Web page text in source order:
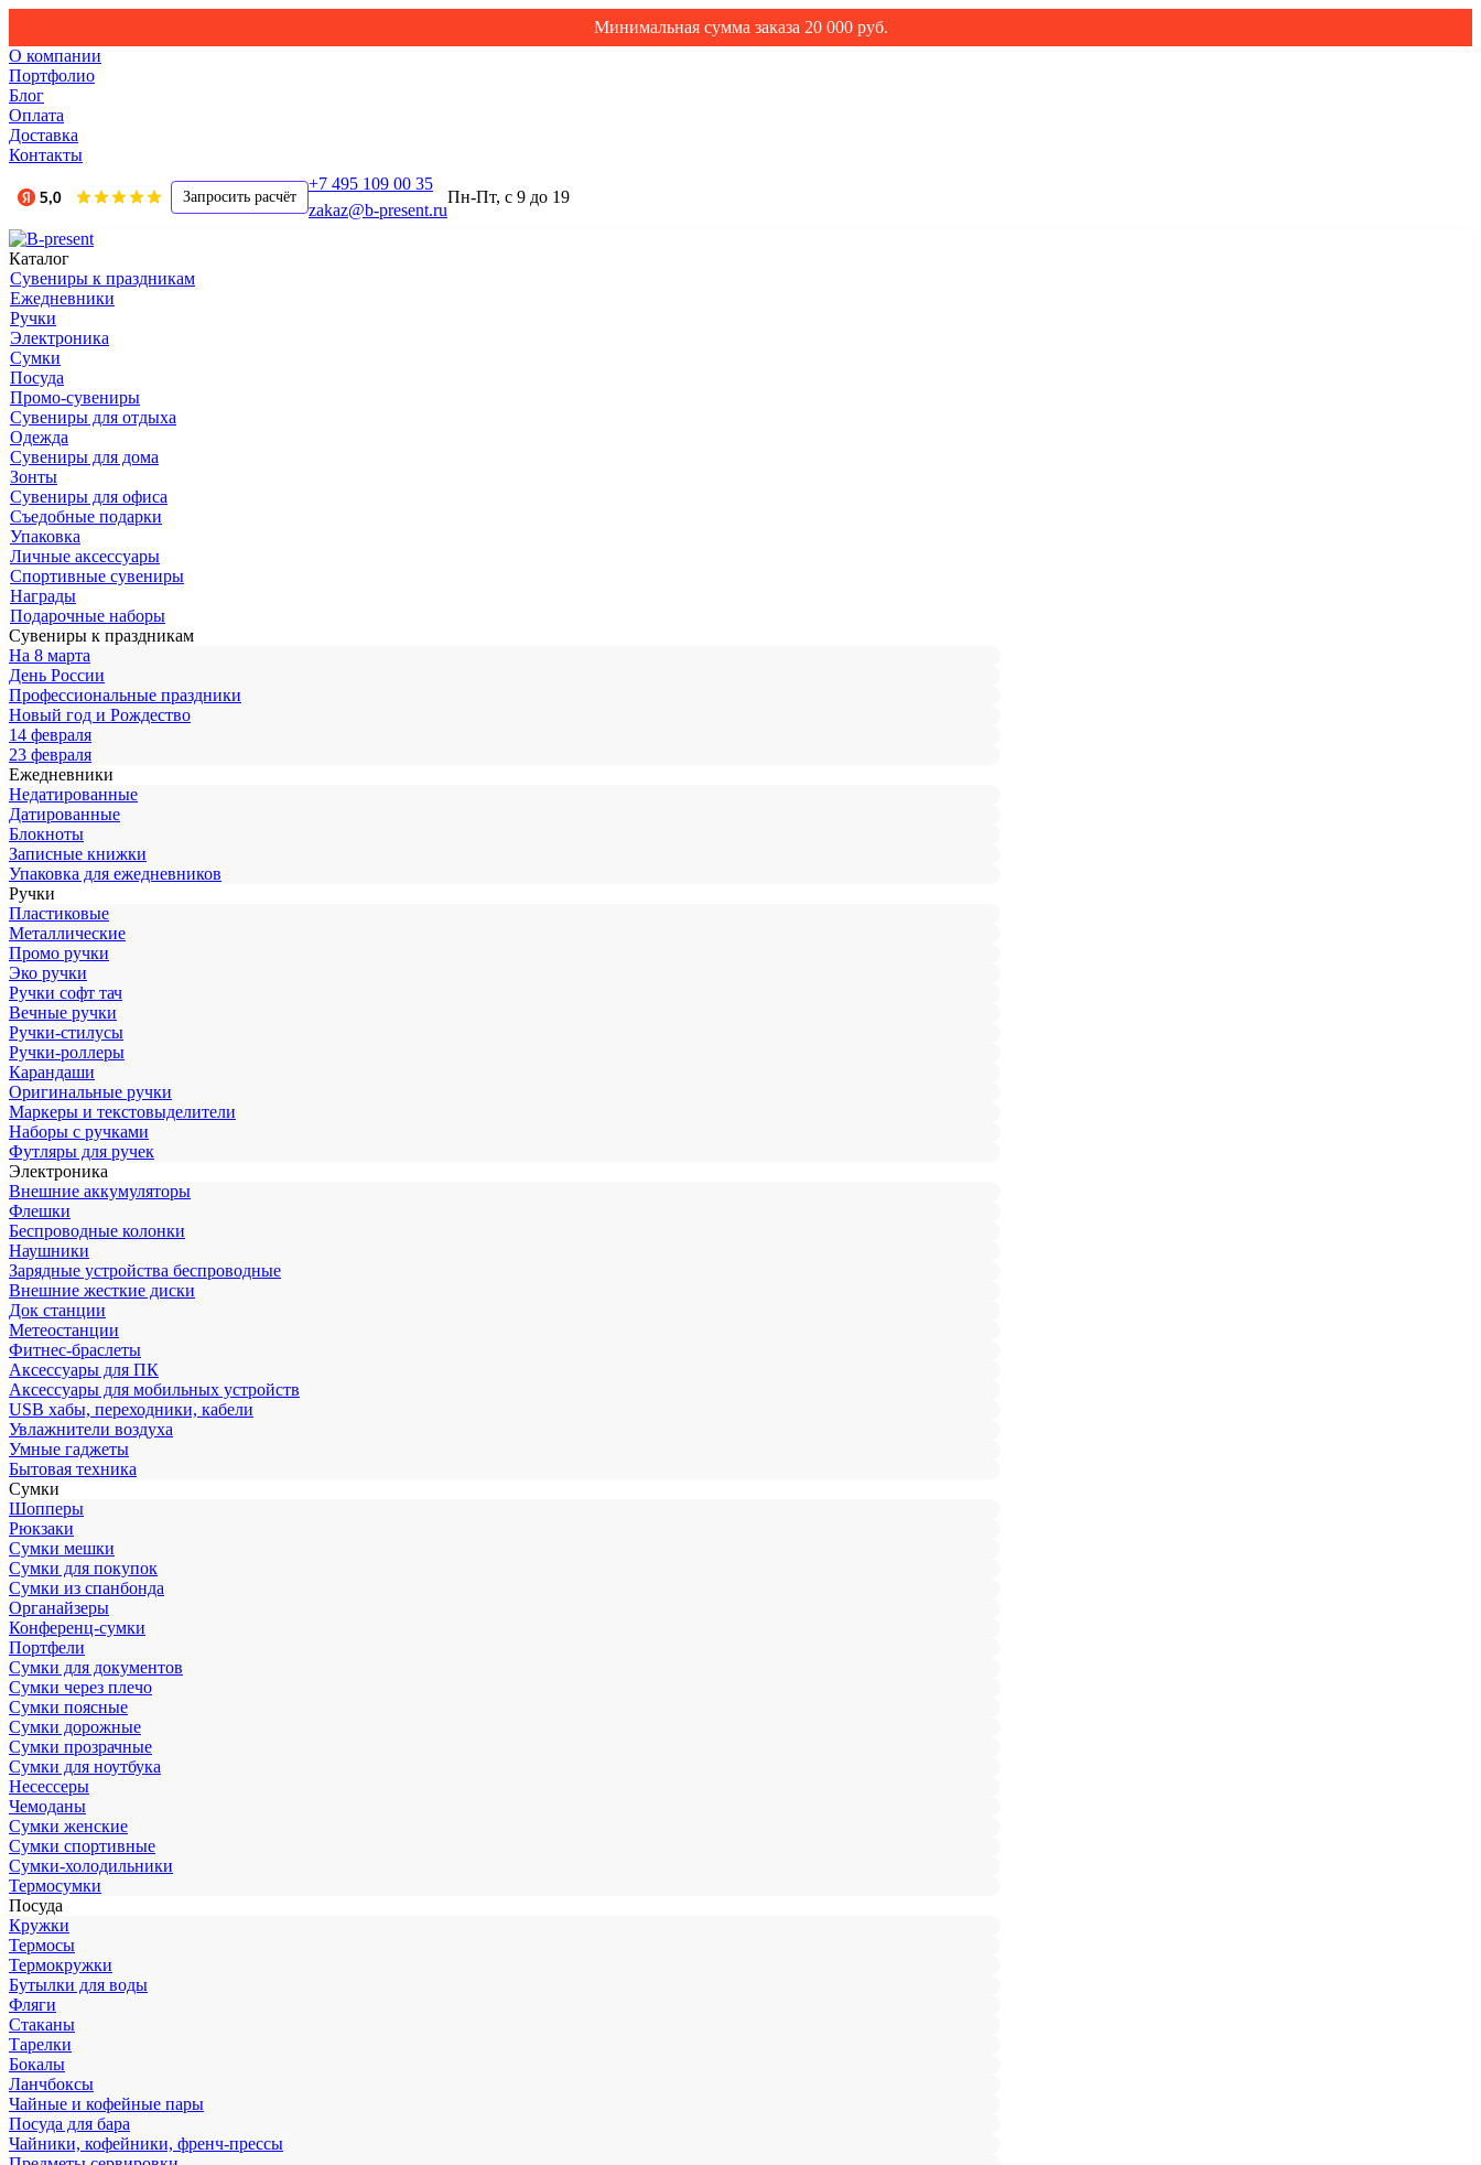
Минимальная сумма заказа 20 000 руб.
О компании
Портфолио
Блог
Оплата
Доставка
Контакты
Запросить расчёт
+7 495 109 00 35
zakaz@b-present.ru
Пн-Пт, с 9 до 19
Каталог
Сувениры к праздникам
Ежедневники
Ручки
Электроника
Сумки
Посуда
Промо-сувениры
Сувениры для отдыха
Одежда
Сувениры для дома
Зонты
Сувениры для офиса
Съедобные подарки
Упаковка
Личные аксессуары
Спортивные сувениры
Награды
Подарочные наборы
Сувениры к праздникам
На 8 марта
День России
Профессиональные праздники
Новый год и Рождество
14 февраля
23 февраля
Ежедневники
Недатированные
Датированные
Блокноты
Записные книжки
Упаковка для ежедневников
Ручки
Пластиковые
Металлические
Промо ручки
Эко ручки
Ручки софт тач
Вечные ручки
Ручки-стилусы
Ручки-роллеры
Карандаши
Оригинальные ручки
Маркеры и текстовыделители
Наборы с ручками
Футляры для ручек
Электроника
Внешние аккумуляторы
Флешки
Беспроводные колонки
Наушники
Зарядные устройства беспроводные
Внешние жесткие диски
Док станции
Метеостанции
Фитнес-браслеты
Аксессуары для ПК
Аксессуары для мобильных устройств
USB хабы, переходники, кабели
Увлажнители воздуха
Умные гаджеты
Бытовая техника
Сумки
Шопперы
Рюкзаки
Сумки мешки
Сумки для покупок
Сумки из спанбонда
Органайзеры
Конференц-сумки
Портфели
Сумки для документов
Сумки через плечо
Сумки поясные
Сумки дорожные
Сумки прозрачные
Сумки для ноутбука
Несессеры
Чемоданы
Сумки женские
Сумки спортивные
Сумки-холодильники
Термосумки
Посуда
Кружки
Термосы
Термокружки
Бутылки для воды
Фляги
Стаканы
Тарелки
Бокалы
Ланчбоксы
Чайные и кофейные пары
Посуда для бара
Чайники, кофейники, френч-прессы